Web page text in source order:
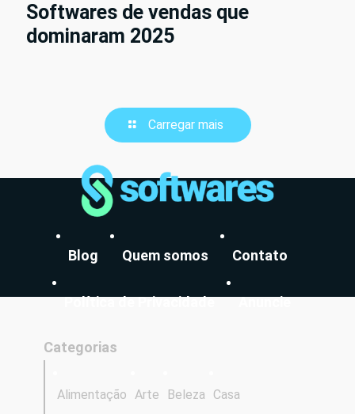
Softwares de vendas que
dominaram 2025
Carregar mais
Blog Quem somos Contato
Política de Privacidade Anuncie
Categorias
Alimentação Arte Beleza Casa